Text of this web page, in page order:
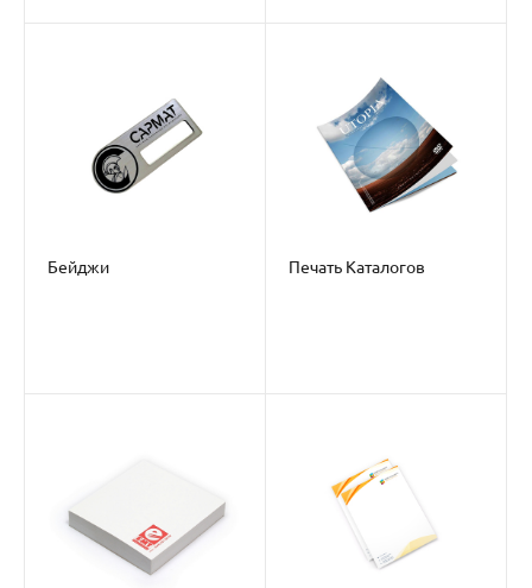
Бейджи Печать Каталогов